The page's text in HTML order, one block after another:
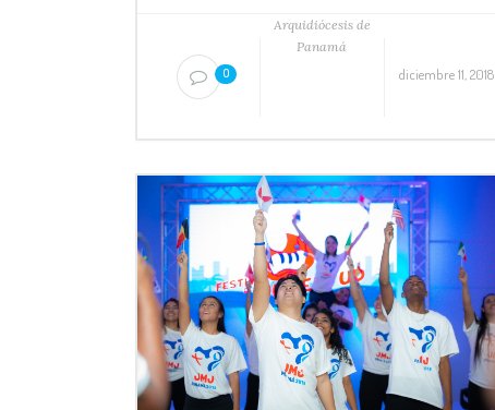
0
Arquidiócesis de
Panamá
diciembre 11, 2018